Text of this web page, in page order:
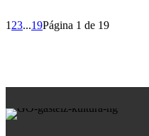
1 23...19Página 1 de 19